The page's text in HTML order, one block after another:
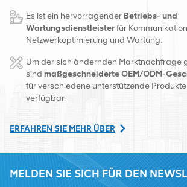
das Unternehmen über zwei intelligente Lager
Fabrikvertriebszentren in Changsha und
Changsha, China. Mit Sitz in China betreiben
Geschäfte in Südostasien, Europa, den
regional führende
wie Übertragung, Stromversorgung, optischen
Klemmen und unterstützende Hilfsmaterialien.
Es ist ein hervorragender Betriebs- und
Wartungsdienstleisterfür
Netzwerkoptimierung und Wartung.
Um der sich ändernden Marktnachfrage
sindmaßgeschneiderte OEM/ODM-
für verschiedene unterstützende
verfügbar.
ERFAHREN SIE MEHR ÜBER
MELDEN SIE SICH FÜR DEN